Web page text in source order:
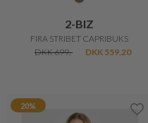
2-BIZ
FIRA STRIBET CAPRIBUKS
DKK 699,-
DKK 559,20
20%